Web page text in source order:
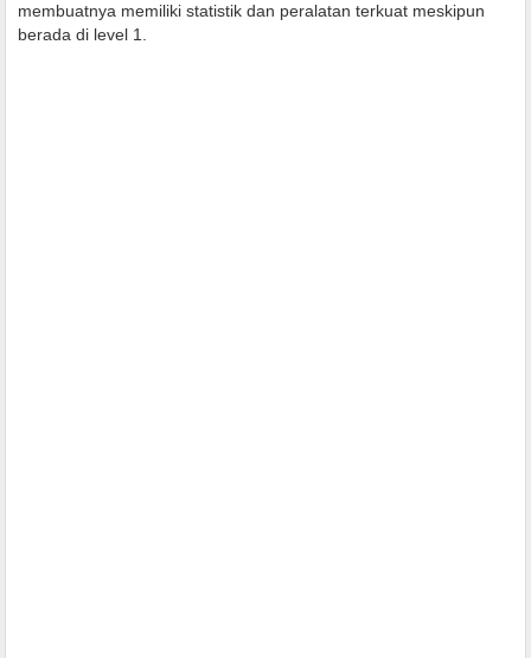
membuatnya memiliki statistik dan peralatan terkuat meskipun
berada di level 1.